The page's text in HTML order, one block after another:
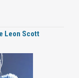
Leon Scott